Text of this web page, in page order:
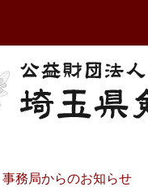
事務局からのお知らせ